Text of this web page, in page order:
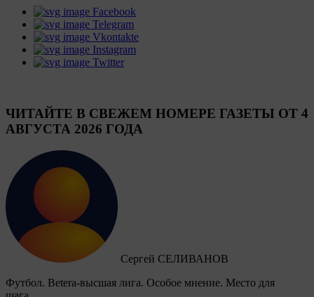
Facebook
Telegram
Vkontakte
Instagram
Twitter
ЧИТАЙТЕ В СВЕЖЕМ НОМЕРЕ ГАЗЕТЫ ОТ 4
АВГУСТА 2026 ГОДА
Сергей СЕЛИВАНОВ
Футбол. Betera-высшая лига. Особое мнение. Место для